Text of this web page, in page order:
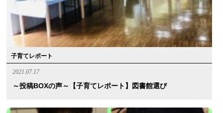
子育てレポート
2021.07.17
～投稿BOXの声～【子育てレポート】図書館選び